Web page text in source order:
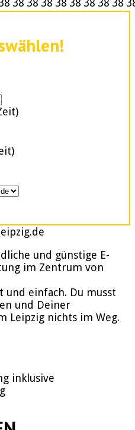
38 38 38 38 38 38 38 38
und günstige E-
im Zentrum von
und einfach. Du musst
und Deiner
Leipzig nichts im Weg.
inklusive